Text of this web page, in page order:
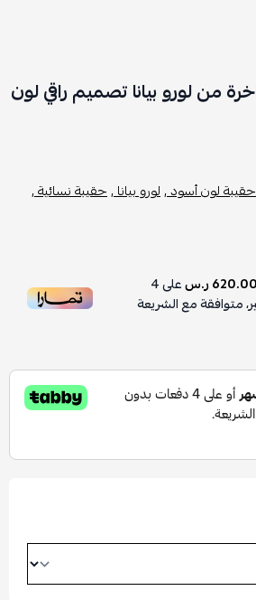
من لورو بيانا تصميم راقي لون
حقيبة لون أسود ,لورو بيانا ,حقيبة نسائية ,
620.00 ر.س على4
متوافقة مع الشريعة